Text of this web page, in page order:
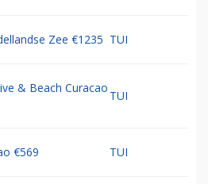
Zee €1235 TUI
& Beach Curacao
TUI
€569 TUI